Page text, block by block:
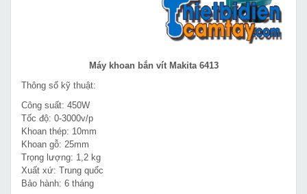
Máy khoan bắn vít Makita 6413
Thông số kỹ thuật:
Công suất: 450W
Tốc độ: 0-3000v/p
Khoan thép: 10mm
Khoan gỗ: 25mm
Trọng lượng: 1,2 kg
Xuất xứ: Trung quốc
Bảo hành: 6 tháng